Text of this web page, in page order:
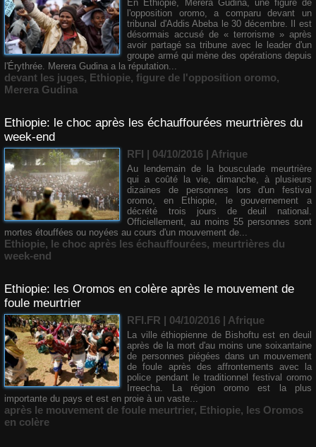
En Éthiopie, Merera Gudina, une figure de
l'opposition oromo, a comparu devant un
tribunal d'Addis Abeba le 30 décembre. Il est
désormais accusé de « terrorisme » après
avoir partagé sa tribune avec le leader d'un
groupe armé qui mène des opérations depuis
l'Érythrée. Merera Gudina a la réputation...
devant les juges, Ethiopie, figure de l'opposition oromo,
Merera Gudina
Ethiopie: le choc après les échauffourées meurtrières du
week-end
RFI | 04/10/2016 | Afrique
Au lendemain de la bousculade meurtrière
qui a coûté la vie, dimanche, à plusieurs
dizaines de personnes lors d'un festival
oromo, en Ethiopie, le gouvernement a
décrété trois jours de deuil national.
Officiellement, au moins 55 personnes sont
mortes étouffées ou noyées au cours d'un mouvement de...
Ethiopie, le choc après les échauffourées, meurtrières du
week-end
Ethiopie: les Oromos en colère après le mouvement de
foule meurtrier
RFI.FR | 04/10/2016 | Afrique
La ville éthiopienne de Bishoftu est en deuil
après de la mort d'au moins une soixantaine
de personnes piégées dans un mouvement
de foule après des affrontements avec la
police pendant le traditionnel festival oromo
Irreecha. La région oromo est la plus
importante du pays et est en proie à un vaste...
après le mouvement de foule meurtrier, Ethiopie, les Oromos
en colère